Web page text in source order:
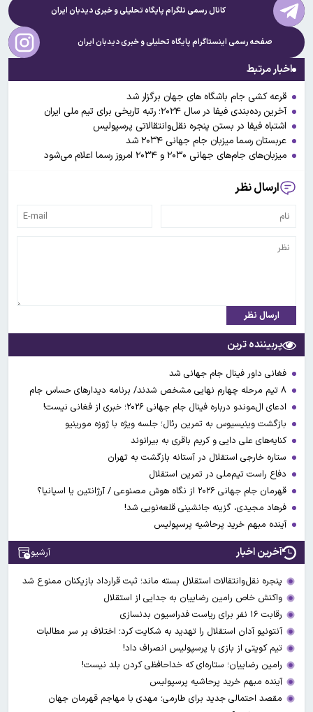
کانال رسمی تلگرام پایگاه تحلیلی و خبریدیدبان ایران
صفحه رسمی اینستاگرام پایگاه تحلیلی و خبریدیدبان ایران
اخبار مرتبط
قرعه کشی جام باشگاه های جهان برگزار شد
آخرین رده‌بندی فیفا در سال ۲۰۲۴؛ رتبه تاریخی برای تیم ملی ایران
اشتباه فیفا در بستن پنجره نقل‌وانتقالاتی پرسپولیس
عربستان رسما میزبان جام جهانی ۲۰۳۴ شد
میزبان‌های جام‌های جهانی ۲۰۳۰ و ۲۰۳۴ امروز رسما اعلام می‌شود
ارسال نظر
ارسال نظر
پربیننده ترین
فغانی داور فینال جام جهانی شد
ادعای ال‌‍موندو درباره فینال جام جهانی ۲۰۲۶؛ خبری از فغانی نیست!
بازگشت وینیسیوس به تمرین رئال؛ جلسه ویژه با ژوزه مورینیو
کنایه‌های علی دایی و کریم باقری به بیرانوند
ستاره خارجی استقلال در آستانه بازگشت به تهران
دفاع راست تیم‌ملی در تمرین استقلال
قهرمان جام جهانی ۲۰۲۶ از نگاه هوش مصنوعی / آرژانتین یا اسپانیا؟
فرهاد مجیدی، گزینه جانشینی قلعه‌نویی شد!
آینده مبهم خرید پرحاشیه پرسپولیس
آخرین اخبار آرشیو
پنجره نقل‌وانتقالات استقلال بسته ماند؛ ثبت قرارداد بازیکنان ممنوع شد
واکنش خاص رامین رضاییان به جدایی از استقلال
رقابت ۱۶ نفر برای ریاست فدراسیون بدنسازی
آنتونیو آدان استقلال را تهدید به شکایت کرد؛ اختلاف بر سر مطالبات
تیم کویتی از بازی با پرسپولیس انصراف داد!
رامین رضاییان؛ ستاره‌ای که خداحافظی کردن بلد نیست!
آینده مبهم خرید پرحاشیه پرسپولیس
مقصد احتمالی جدید برای طارمی؛ مهدی با مهاجم قهرمان جهان